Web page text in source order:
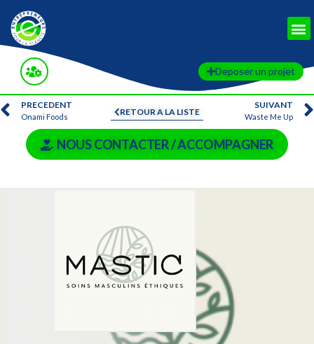
Deposer un projet
RETOUR A LA LISTE
PRECEDENT
Onami Foods
SUIVANT
Waste Me Up
NOUS CONTACTER / ACCOMPAGNER